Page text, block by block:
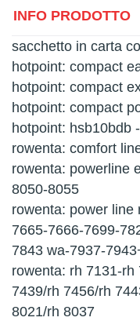
INFO PRODOTTO
sacchetto in carta
hotpoint: compact
hotpoint: compact
hotpoint: compact
hotpoint: hsb10bdb
rowenta: comfort
rowenta: powerline
8050-8055
rowenta: power line
7665-7666-7699-
7843 wa-7937-
rowenta: rh 7131-
7439/rh 7456/rh
8021/rh 8037